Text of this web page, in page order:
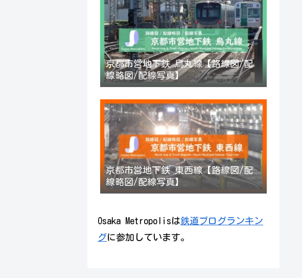
京都市営地下鉄 烏丸線【路線図/配
線略図/配線写真】
京都市営地下鉄 東西線【路線図/配
線略図/配線写真】
Osaka Metropolisは鉄道ブログランキン
グに参加しています。